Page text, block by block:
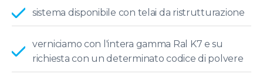
sistema disponibile con telai da ristrutturazione
verniciamo con l'intera gamma Ral K7 e su
richiesta con un determinato codice di polvere